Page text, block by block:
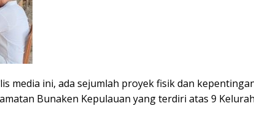
media ini, ada sejumlah proyek fisik dan
Bunaken Kepulauan yang terdiri atas 9